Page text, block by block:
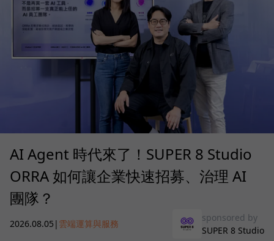
AI Agent 時代來了！SUPER 8 Studio
ORRA 如何讓企業快速招募、治理 AI
團隊？
2026.08.05 | 雲端運算與服務
sponsored by
SUPER 8 Studio